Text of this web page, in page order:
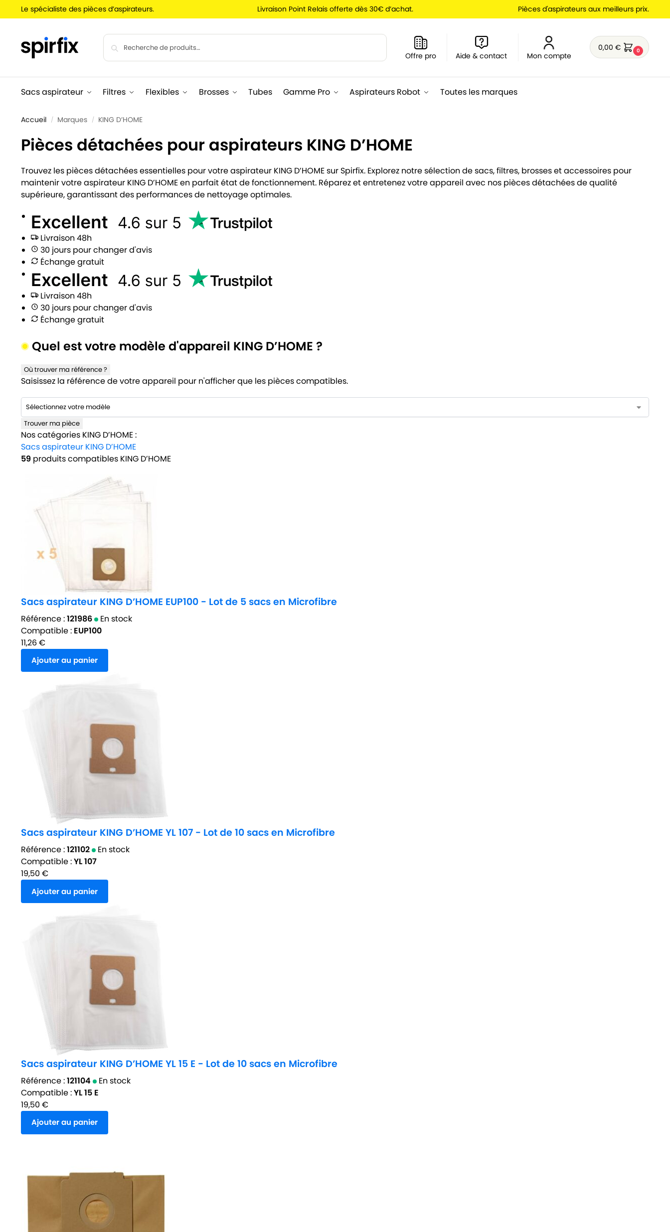
Le spécialiste des pièces d’aspirateurs. Livraison Point Relais offerte dès 30€ d’achat. Pièces d'aspirateurs aux meilleurs prix.
Offre pro Aide & contact Mon compte
0,00€ 0
Sacs aspirateur Filtres Flexibles Brosses Tubes Gamme Pro Aspirateurs Robot Toutes les marques
Accueil / Marques / KING D’HOME
Pièces détachées pour aspirateurs KING D’HOME
Trouvez les pièces détachées essentielles pour votre aspirateur KING D’HOME sur Spirfix. Explorez notre sélection de sacs, filtres, brosses et accessoires pour
maintenir votre aspirateur KING D’HOME en parfait état de fonctionnement. Réparez et entretenez votre appareil avec nos pièces détachées de qualité
supérieure, garantissant des performances de nettoyage optimales.
Livraison 48h
30 jours pour changer d'avis
Échange gratuit
Livraison 48h
30 jours pour changer d'avis
Échange gratuit
Quel est votre modèle d'appareil KING D’HOME ?
Où trouver ma référence ?
Saisissez la référence de votre appareil pour n'afficher que les pièces compatibles.
Trouver ma pièce
Nos catégories KING D’HOME :
Sacs aspirateur KING D’HOME
59produits compatibles KING D’HOME
Sacs aspirateur KING D’HOME EUP100 - Lot de 5 sacs en Microfibre
Référence :121986 En stock
Compatible : EUP100
11,26€
Ajouter au panier
Sacs aspirateur KING D’HOME YL 107 - Lot de 10 sacs en Microfibre
Référence :121102 En stock
Compatible :YL 107
19,50 €
Ajouter au panier
Sacs aspirateur KING D’HOME YL 15 E - Lot de 10 sacs en Microfibre
Référence :121104 En stock
Compatible :YL 15 E
19,50 €
Ajouter au panier